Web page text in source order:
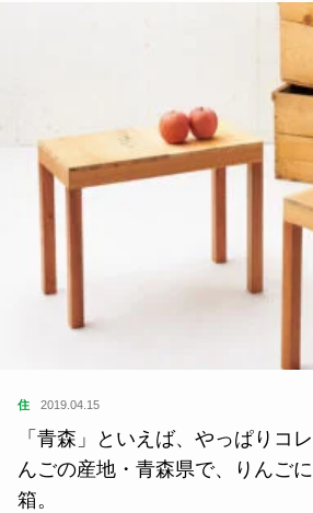
住 2019.04.15
「青森」といえば、やっぱりコ
んごの産地・青森県で、りんご
箱。